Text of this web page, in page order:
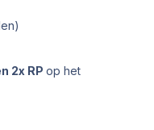
2x RPop het